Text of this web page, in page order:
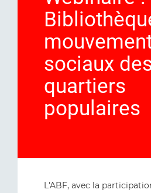
sociaux
quartiers
populaires
L'ABF, avec la